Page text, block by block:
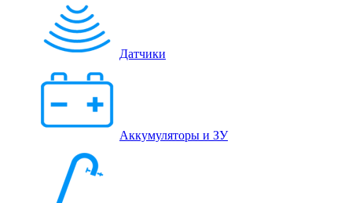
Датчики
Аккумуляторы и ЗУ